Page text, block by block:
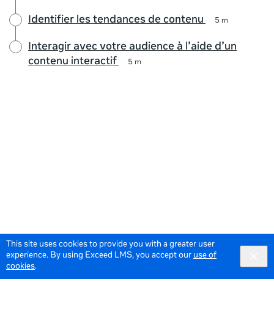
This site uses cookies to provide you with a greater user
experience. By using Exceed LMS, you accept our use of
cookies.
Identifier les tendances de contenu 5 m
Interagir avec votre audience à l’aide d’un
contenu interactif
5 m